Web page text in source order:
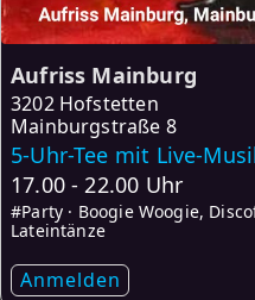
Aufriss Mainburg
3202 Hofstetten
Mainburgstraße 8
5-Uhr-Tee mit Live-
17.00 - 22.00 Uhr
#Party · Boogie Woogie,
Lateintänze
Anmelden